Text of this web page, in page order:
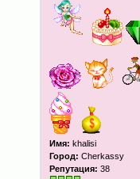
Имя: khalisi
Город: Cherkassy
Репутация: 38